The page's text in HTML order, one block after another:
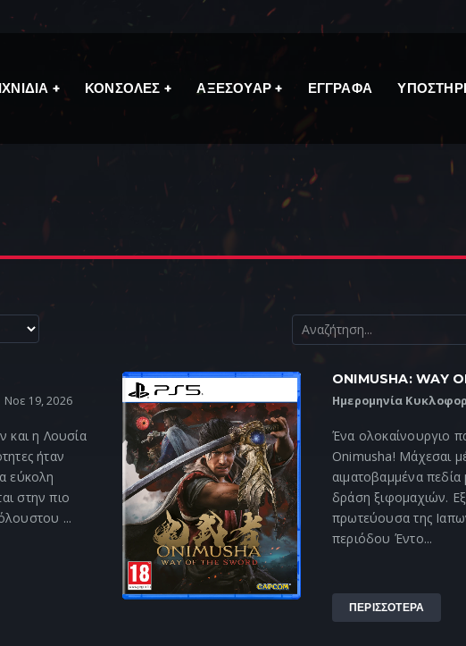
ΚΟΝΣΟΛΕΣ ΑΞΕΣΟΥΑΡ ΕΓΓΡΑΦΑ
Νοε 19, 2026
και η Λουσία
ήταν
εύκολη
στην πιο
...
ONIMUSHA: WAY
Ημερομηνία
Ένα ολοκαίνουργιο
Onimusha! Μάχεσαι
αιματοβαμμένα
δράση ξιφομαχιών.
πρωτεύουσα της
περιόδου Έντο...
ΠΕΡΙΣΣΟΤΕΡΑ